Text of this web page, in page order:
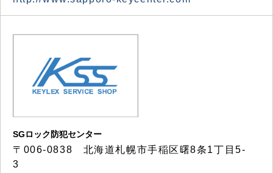
SGロック防犯センター
〒006-0838 北海道札幌市手稲区曙8条1丁目5-
3